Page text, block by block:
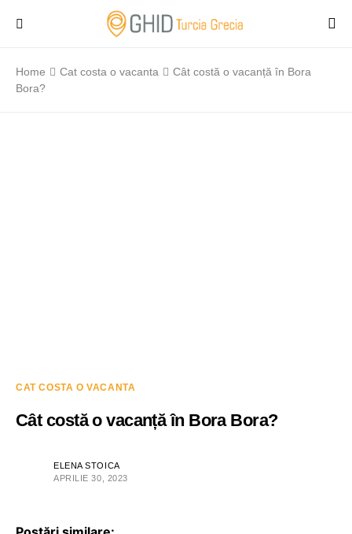
Home Cat costa o vacanta
Cât costă o vacanță în Bora
Bora?
CAT COSTA O VACANTA
Cât costă o vacanță în Bora Bora?
ELENA STOICA
APRILIE 30, 2023